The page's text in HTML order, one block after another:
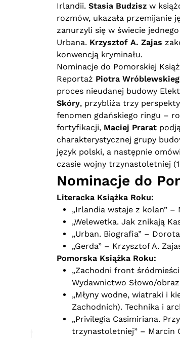
Irlandii. Stasia Budzisz w
rozmów, ukazała przemijanie
zanurzyli się w świecie
Urbana. Krzysztof A. Zajas
konwencją kryminału.
Nominacje do Pomorskiej
Reportaż Piotra
proces nieudanej budowy
Skóry, przybliża trzy
fenomen gdańskiego ringu –
fortyfikacji, Maciej Prarat
charakterystycznej grupy
język polski, a następnie
czasie wojny trzynastoletniej
Nominacje do
Literacka Książka Roku:
„Irlandia wstaje z kolan”
„Welewetka. Jak znikają
„Urban. Biografia” –
„Gerda” – Krzysztof A.
Pomorska Książka Roku:
„Zachodni front
Wydawnictwo Słowo/
„Młyny wodne, wiatraki i
Zachodnich). Technika i
„Privilegia Casimiriana.
trzynastoletniej” – Marcin